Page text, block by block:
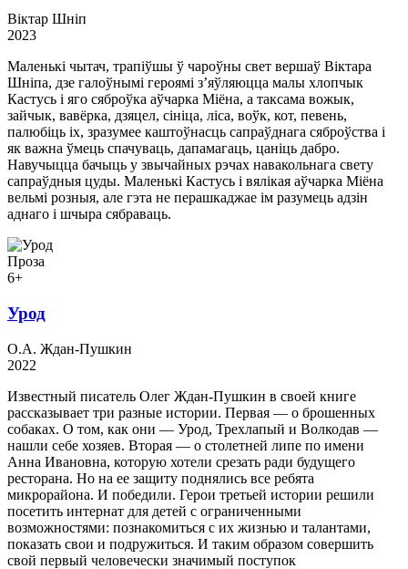
Віктар Шніп
2023
Маленькі чытач, трапіўшы ў чароўны свет вершаў Віктара
Шніпа, дзе галоўнымі героямі з’яўляюцца малы хлопчык
Кастусь і яго сяброўка аўчарка Міёна, а таксама вожык,
зайчык, вавёрка, дзяцел, сініца, ліса, воўк, кот, певень,
палюбіць іх, зразумее каштоўнасць сапраўднага сяброўства і
як важна ўмець спачуваць, дапамагаць, цаніць дабро.
Навучыцца бачыць у звычайных рэчах навакольнага свету
сапраўдныя цуды. Маленькі Кастусь і вялікая аўчарка Міёна
вельмі розныя, але гэта не перашкаджае ім разумець адзін
аднаго і шчыра сябраваць.
Проза
6+
Урод
О.А. Ждан-Пушкин
2022
Известный писатель Олег Ждан-Пушкин в своей книге
рассказывает три разные истории. Первая — о брошенных
собаках. О том, как они — Урод, Трехлапый и Волкодав —
нашли себе хозяев. Вторая — о столетней липе по имени
Анна Ивановна, которую хотели срезать ради будущего
ресторана. Но на ее защиту поднялись все ребята
микрорайона. И победили. Герои третьей истории решили
посетить интернат для детей с ограниченными
возможностями: познакомиться с их жизнью и талантами,
показать свои и подружиться. И таким образом совершить
свой первый человечески значимый поступок